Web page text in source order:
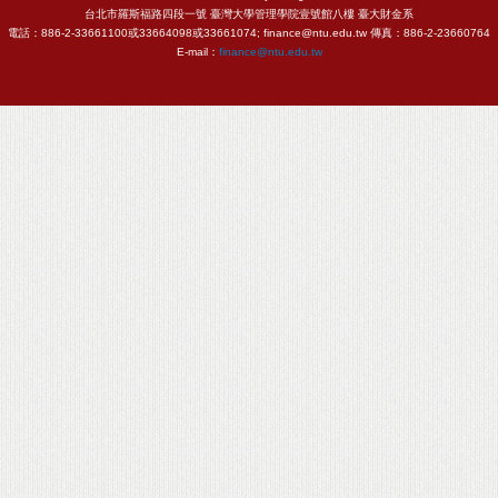
台北市羅斯福路四段一號 臺灣大學管理學院壹號館八樓 臺大財金系
電話：886-2-33661100或33664098或33661074; finance@ntu.edu.tw 傳真：886-2-23660764
E-mail： finance@ntu.edu.tw